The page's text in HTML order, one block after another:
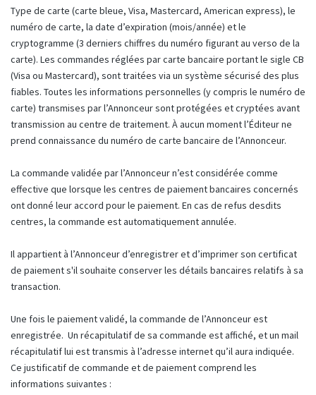
Type de carte (carte bleue, Visa, Mastercard, American express), le
numéro de carte, la date d’expiration (mois/année) et le
cryptogramme (3 derniers chiffres du numéro figurant au verso de la
carte). Les commandes réglées par carte bancaire portant le sigle CB
(Visa ou Mastercard), sont traitées via un système sécurisé des plus
fiables. Toutes les informations personnelles (y compris le numéro de
carte) transmises par l’Annonceur sont protégées et cryptées avant
transmission au centre de traitement. À aucun moment l’Éditeur ne
prend connaissance du numéro de carte bancaire de l’Annonceur.
La commande validée par l’Annonceur n’est considérée comme
effective que lorsque les centres de paiement bancaires concernés
ont donné leur accord pour le paiement. En cas de refus desdits
centres, la commande est automatiquement annulée.
Il appartient à l’Annonceur d’enregistrer et d’imprimer son certificat
de paiement s'il souhaite conserver les détails bancaires relatifs à sa
transaction.
Une fois le paiement validé, la commande de l’Annonceur est
enregistrée. Un récapitulatif de sa commande est affiché, et un mail
récapitulatif lui est transmis à l’adresse internet qu’il aura indiquée.
Ce justificatif de commande et de paiement comprend les
informations suivantes :